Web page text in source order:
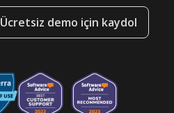
Ücretsiz demo için kaydol